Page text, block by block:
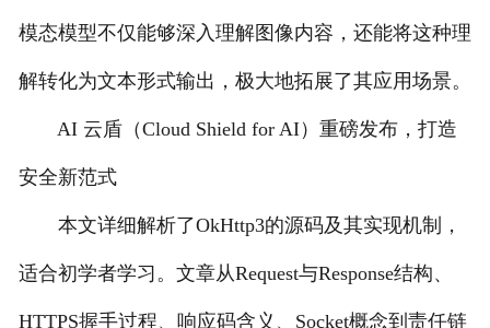
模态模型不仅能够深入理解图像内容，还能将这种理
解转化为文本形式输出，极大地拓展了其应用场景。
AI 云盾（Cloud Shield for AI）重磅发布，打造
安全新范式
本文详细解析了OkHttp3的源码及其实现机制，
适合初学者学习。文章从Request与Response结构、
HTTPS握手过程、响应码含义、Socket概念到责任链